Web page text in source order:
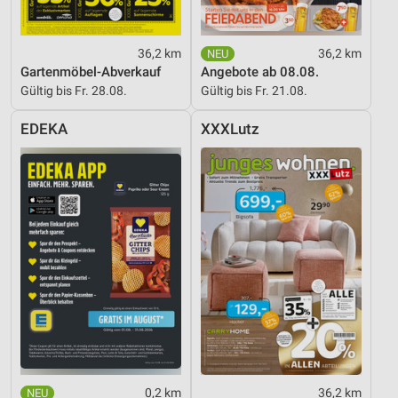
36,2 km
Gartenmöbel-Abverkauf
Gültig bis Fr. 28.08.
36,2 km
Angebote ab 08.08.
Gültig bis Fr. 21.08.
EDEKA
0,2 km
XXXLutz
36,2 km
Nicht-IAB-Verarbeitungszwecke:
Notwendig
Performance
Werbung